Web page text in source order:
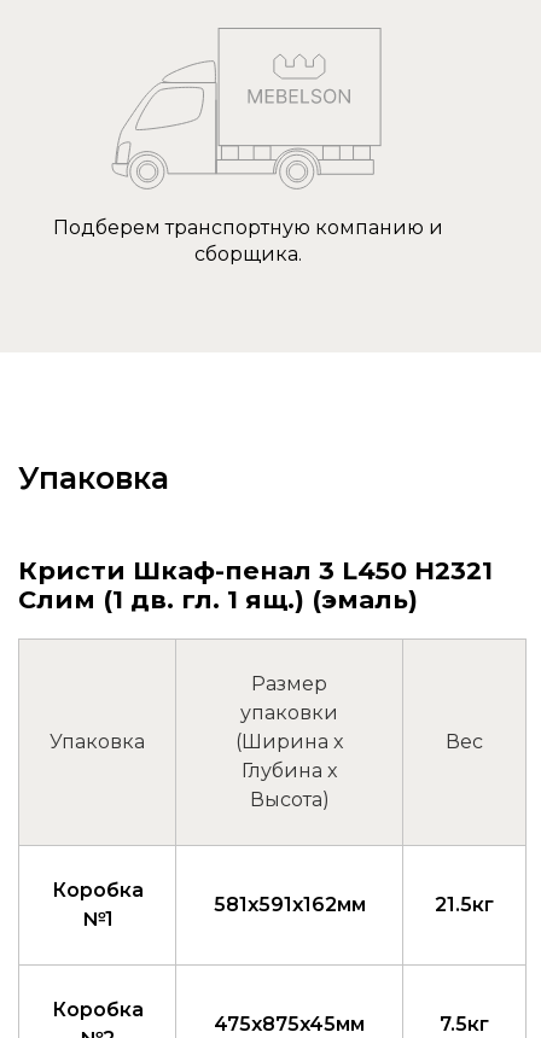
Подберем транспортную компанию и
сборщика.
Упаковка
Кристи Шкаф-пенал 3 L450 H2321
Слим (1 дв. гл. 1 ящ.) (эмаль)
Упаковка
Размер
упаковки
(Ширина x
Глубина x
Высота)
Вес
Коробка
№1
581x591x162мм 21.5кг
Коробка
475x875x45мм 7.5кг